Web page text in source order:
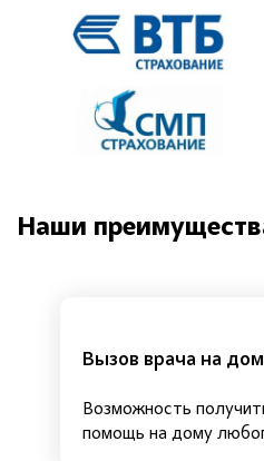
Наши
Вызов врача на дом
Возможность
помощь на дому